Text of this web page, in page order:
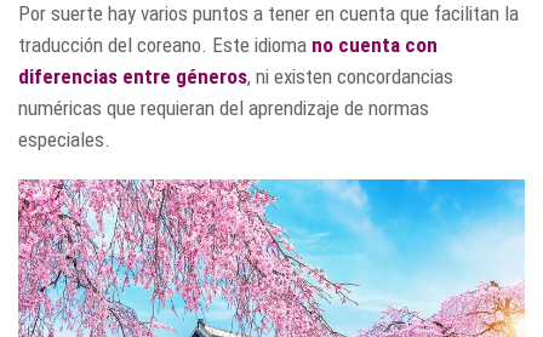
Por suerte hay varios puntos a tener en cuenta que facilitan la
traducción del coreano. Este idioma no cuenta con
diferencias entre géneros, ni existen concordancias
numéricas que requieran del aprendizaje de normas
especiales.